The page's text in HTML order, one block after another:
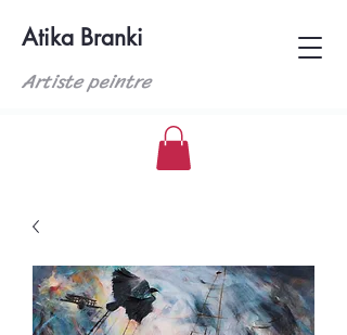
Atika Branki
Artiste peintre